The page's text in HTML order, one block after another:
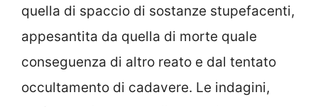
quella di spaccio di sostanze stupefacenti,
appesantita da quella di morte quale
conseguenza di altro reato e dal tentato
occultamento di cadavere. Le indagini,